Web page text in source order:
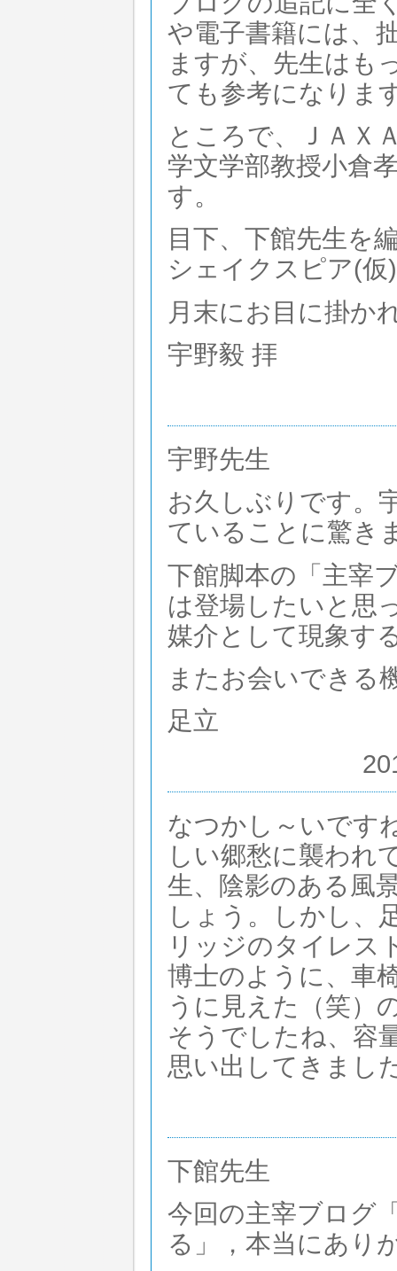
や電子書籍には、
ますが、先生はも
ても参考になりま
ところで、ＪＡＸ
学文学部教授小倉
す。
目下、下館先生を
シェイクスピア(
月末にお目に掛か
宇野毅 拝
宇野先生
お久しぶりです。
ていることに驚き
下館脚本の「主宰
は登場したいと思
媒介として現象す
またお会いできる
足立
なつかし～いです
しい郷愁に襲われ
生、陰影のある風
しょう。しかし、
リッジのタイレス
博士のように、車
うに見えた（笑）
そうでしたね、容
思い出してきまし
下館先生
今回の主宰ブログ
る」，本当にあり